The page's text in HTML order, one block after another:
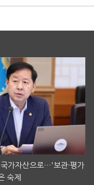
가자산으로…'보관·평가
숙제